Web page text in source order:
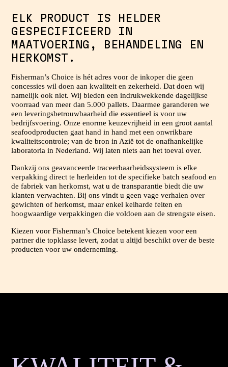
ELK PRODUCT IS HELDER
GESPECIFICEERD IN
MAATVOERING, BEHANDELING EN
HERKOMST.
Fisherman’s Choice is hét adres voor de inkoper die geen
concessies wil doen aan kwaliteit en zekerheid. Dat doen wij
namelijk ook niet. Wij bieden een indrukwekkende dagelijkse
voorraad van meer dan 5.000 pallets. Daarmee garanderen we
een leveringsbetrouwbaarheid die essentieel is voor uw
bedrijfsvoering. Onze enorme keuzevrijheid in een groot aantal
seafoodproducten gaat hand in hand met een onwrikbare
kwaliteitscontrole; van de bron in Azië tot de onafhankelijke
laboratoria in Nederland. Wij laten niets aan het toeval over.
Dankzij ons geavanceerde traceerbaarheidssysteem is elke
verpakking direct te herleiden tot de specifieke batch seafood en
de fabriek van herkomst, wat u de transparantie biedt die uw
klanten verwachten. Bij ons vindt u geen vage verhalen over
gewichten of herkomst, maar enkel keiharde feiten en
hoogwaardige verpakkingen die voldoen aan de strengste eisen.
Kiezen voor Fisherman’s Choice betekent kiezen voor een
partner die topklasse levert, zodat u altijd beschikt over de beste
producten voor uw onderneming.